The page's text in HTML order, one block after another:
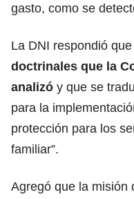
gasto, como se
La DNI respondió que
doctrinales que la
analizó y que se
para la
protección para los
familiar”.
Agregó que la misión